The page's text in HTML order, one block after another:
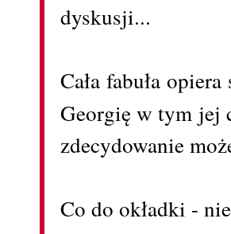
dyskusji...
Cała fabuła
Georgię w tym jej
zdecydowanie
Co do okładki -